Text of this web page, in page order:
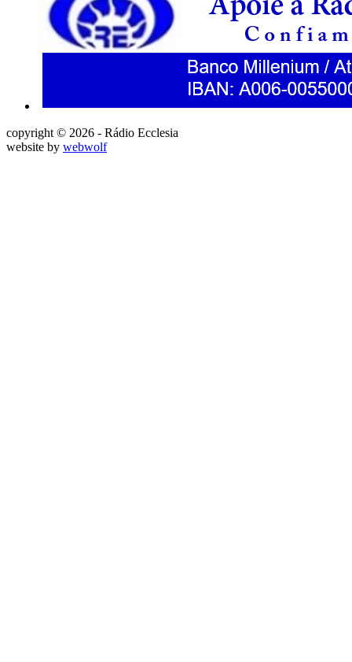
copyright © 2026 - Rádio Ecclesia
website by webwolf